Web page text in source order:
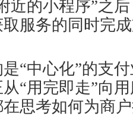
近的小程序”之
服务的同时完
“中心化”的支
“用完即走”向
思考如何为商